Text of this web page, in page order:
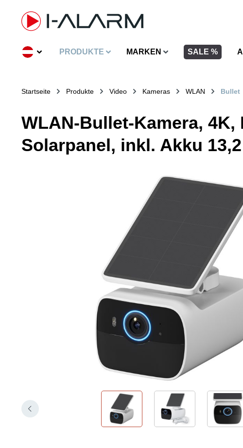
springen
PRODUKTE MARKEN SALE %
Startseite Produkte Video Kameras WLAN Bullet
WLAN-Bullet-Kamera, 4K,
Solarpanel, inkl. Akku